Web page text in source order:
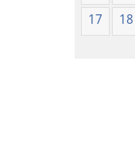
17
18